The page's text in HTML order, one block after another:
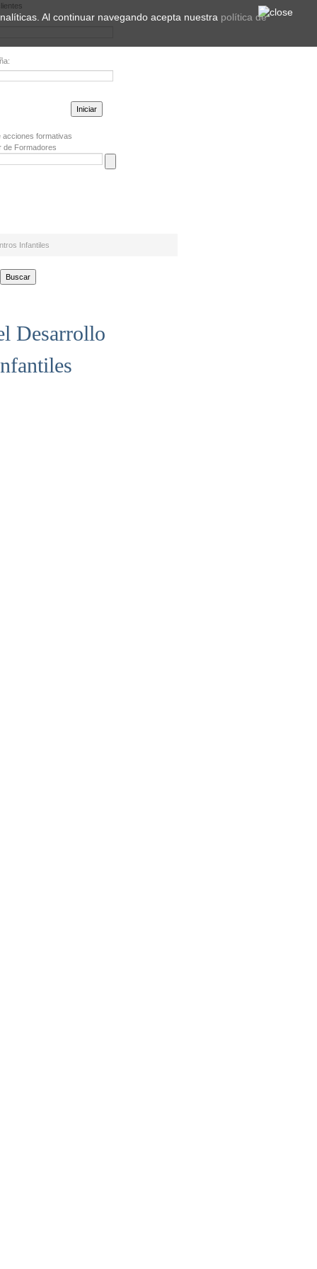
acciones formativas
de Formadores
Infantiles
Desarrollo
Al continuar navegando acepta nuestra política de